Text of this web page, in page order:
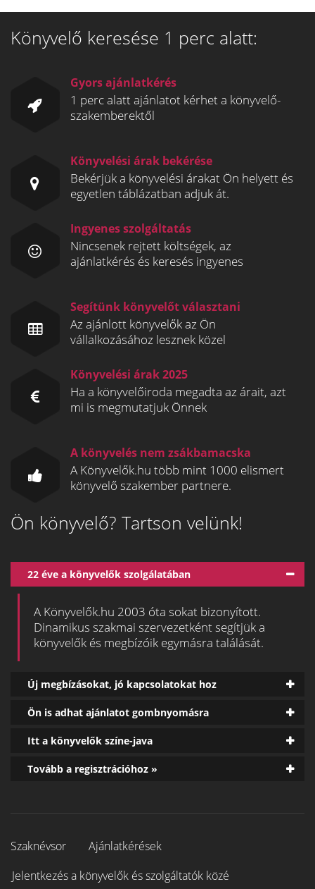
Könyvelő keresése 1 perc alatt:
Gyors ajánlatkérés
1 perc alatt ajánlatot kérhet a könyvelő-
szakemberektől
Könyvelési árak bekérése
Bekérjük a könyvelési árakat Ön helyett és
egyetlen táblázatban adjuk át.
Ingyenes szolgáltatás
Nincsenek rejtett költségek, az
ajánlatkérés és keresés ingyenes
Segítünk könyvelőt választani
Az ajánlott könyvelők az Ön
vállalkozásához lesznek közel
Könyvelési árak 2025
Ha a könyvelőiroda megadta az árait, azt
mi is megmutatjuk Önnek
A könyvelés nem zsákbamacska
A Könyvelők.hu több mint 1000 elismert
könyvelő szakember partnere.
Ön könyvelő? Tartson velünk!
22 éve a könyvelők szolgálatában
A Könyvelők.hu 2003 óta sokat bizonyított.
Dinamikus szakmai szervezetként segítjük a
könyvelők és megbízóik egymásra találását.
Új megbízásokat, jó kapcsolatokat hoz
Ön is adhat ajánlatot gombnyomásra
Itt a könyvelők színe-java
Tovább a regisztrációhoz »
Szaknévsor
Ajánlatkérések
Jelentkezés a könyvelők és szolgáltatók közé